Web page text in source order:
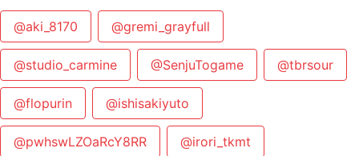
@aki_8170 @gremi_grayfull
@studio_carmine @SenjuTogame @tbrsour
@flopurin @ishisakiyuto
@pwhswLZOaRcY8RR @irori_tkmt